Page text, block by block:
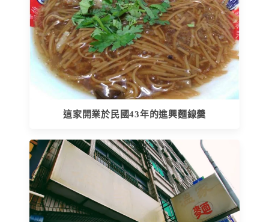
這家開業於民國43年的進興麵線羹